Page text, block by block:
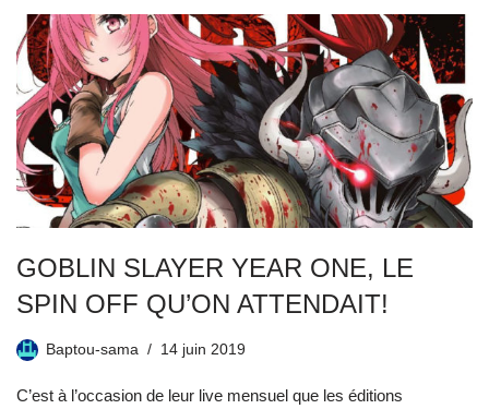
GOBLIN SLAYER YEAR ONE, LE
SPIN OFF QU’ON ATTENDAIT!
Baptou-sama 14 juin 2019
C’est à l’occasion de leur live mensuel que les éditions